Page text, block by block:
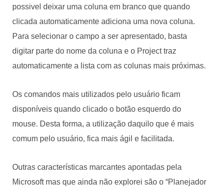
possivel deixar uma coluna em branco que quando
clicada automaticamente adiciona uma nova coluna.
Para selecionar o campo a ser apresentado, basta
digitar parte do nome da coluna e o Project traz
automaticamente a lista com as colunas mais próximas.
Os comandos mais utilizados pelo usuário ficam
disponíveis quando clicado o botão esquerdo do
mouse. Desta forma, a utilização daquilo que é mais
comum pelo usuário, fica mais ágil e facilitada.
Outras características marcantes apontadas pela
Microsoft mas que ainda não explorei são o “Planejador